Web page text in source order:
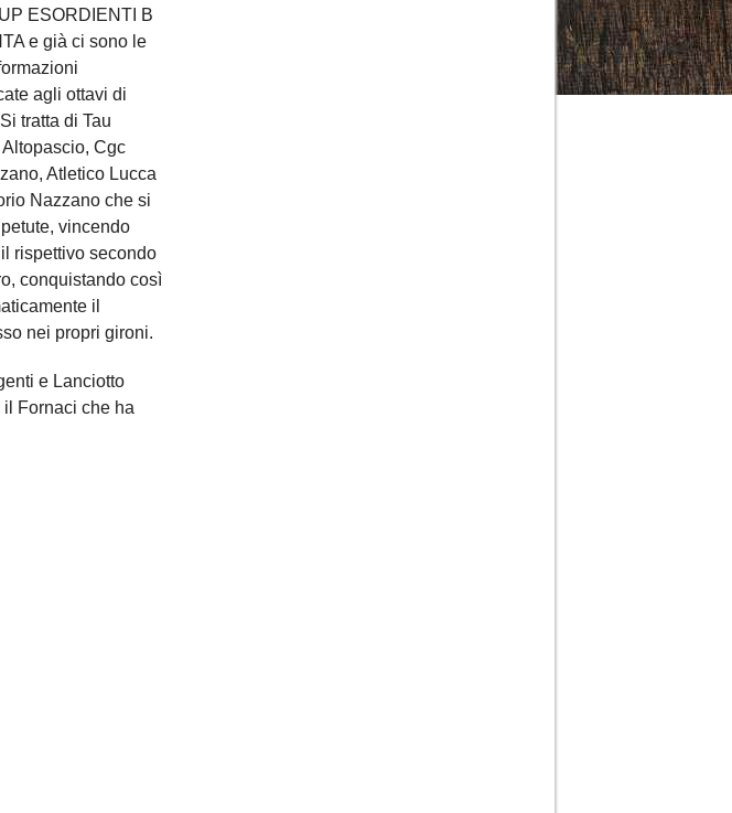
ESORDIENTI B
e già ci sono le
agli ottavi di
tratta di Tau
Cgc
Atletico Lucca
Nazzano che si
vincendo
rispettivo secondo
conquistando così
il
nei propri gironi.
e Lanciotto
Fornaci che ha